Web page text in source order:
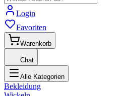
Login
Favoriten
Warenkorb
Chat
Alle Kategorien
Bekleidung